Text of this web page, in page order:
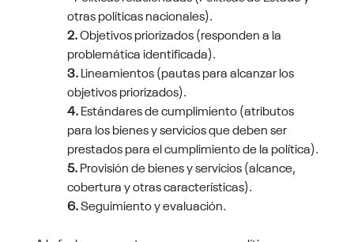
otras políticas nacionales).
2.Objetivos priorizados (responden a la
problemática identificada).
3.Lineamientos (pautas para alcanzar los
objetivos priorizados).
4.Estándares de cumplimiento (atributos
para los bienes y servicios que deben ser
prestados para el cumplimiento de la política).
5.Provisión de bienes y servicios (alcance,
cobertura y otras características).
6.Seguimiento y evaluación.